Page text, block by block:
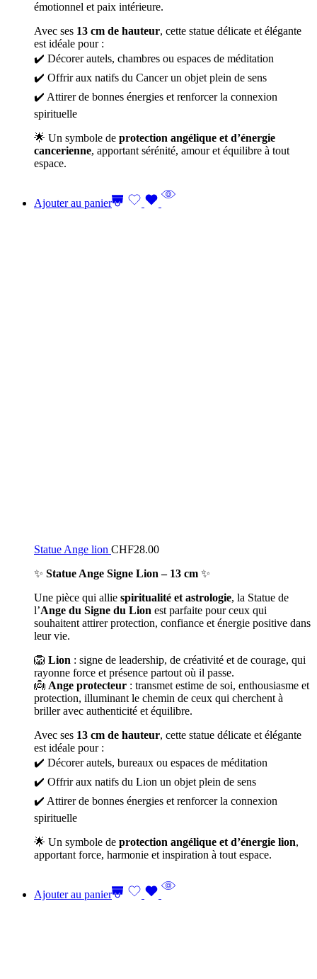
émotionnel et paix intérieure.
Avec ses 13 cm de hauteur, cette statue délicate et élégante
est idéale pour :
✔️ Décorer autels, chambres ou espaces de méditation
✔️ Offrir aux natifs du Cancer un objet plein de sens
✔️ Attirer de bonnes énergies et renforcer la connexion
spirituelle
🌟 Un symbole de protection angélique et d’énergie
cancerienne, apportant sérénité, amour et équilibre à tout
espace.
Ajouter au panier
Statue Ange lion CHF28.00
✨ Statue Ange Signe Lion – 13 cm ✨
Une pièce qui allie spiritualité et astrologie, la Statue de
l’Ange du Signe du Lion est parfaite pour ceux qui
souhaitent attirer protection, confiance et énergie positive dans
leur vie.
🦁 Lion : signe de leadership, de créativité et de courage, qui
rayonne force et présence partout où il passe.
👼 Ange protecteur : transmet estime de soi, enthousiasme et
protection, illuminant le chemin de ceux qui cherchent à
briller avec authenticité et équilibre.
Avec ses 13 cm de hauteur, cette statue délicate et élégante
est idéale pour :
✔️ Décorer autels, bureaux ou espaces de méditation
✔️ Offrir aux natifs du Lion un objet plein de sens
✔️ Attirer de bonnes énergies et renforcer la connexion
spirituelle
🌟 Un symbole de protection angélique et d’énergie lion,
apportant force, harmonie et inspiration à tout espace.
Ajouter au panier